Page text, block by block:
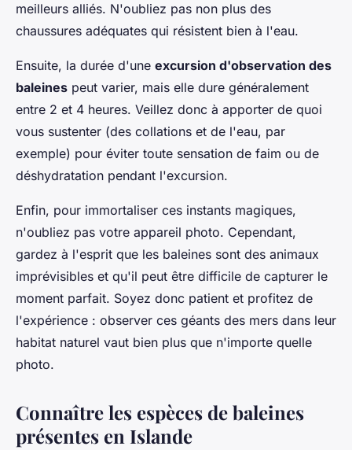
meilleurs alliés. N'oubliez pas non plus des
chaussures adéquates qui résistent bien à l'eau.
Ensuite, la durée d'une excursion d'observation des
baleines peut varier, mais elle dure généralement
entre 2 et 4 heures. Veillez donc à apporter de quoi
vous sustenter (des collations et de l'eau, par
exemple) pour éviter toute sensation de faim ou de
déshydratation pendant l'excursion.
Enfin, pour immortaliser ces instants magiques,
n'oubliez pas votre appareil photo. Cependant,
gardez à l'esprit que les baleines sont des animaux
imprévisibles et qu'il peut être difficile de capturer le
moment parfait. Soyez donc patient et profitez de
l'expérience : observer ces géants des mers dans leur
habitat naturel vaut bien plus que n'importe quelle
photo.
Connaître les espèces de baleines
présentes en Islande